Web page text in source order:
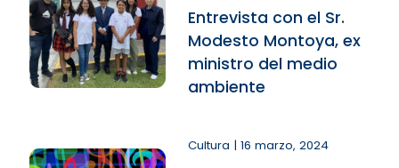
Entrevista con el Sr.
Modesto Montoya, ex
ministro del medio
ambiente
Cultura | 16 marzo, 2024